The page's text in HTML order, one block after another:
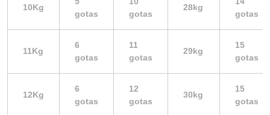
10Kg
gotas
gotas
28kg
gotas
11Kg
6
gotas
11
gotas
29kg
15
gotas
12Kg
6
gotas
12
gotas
30kg
15
gotas